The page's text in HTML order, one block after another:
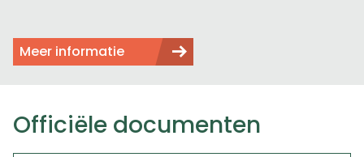
Meer informatie
Officiële documenten